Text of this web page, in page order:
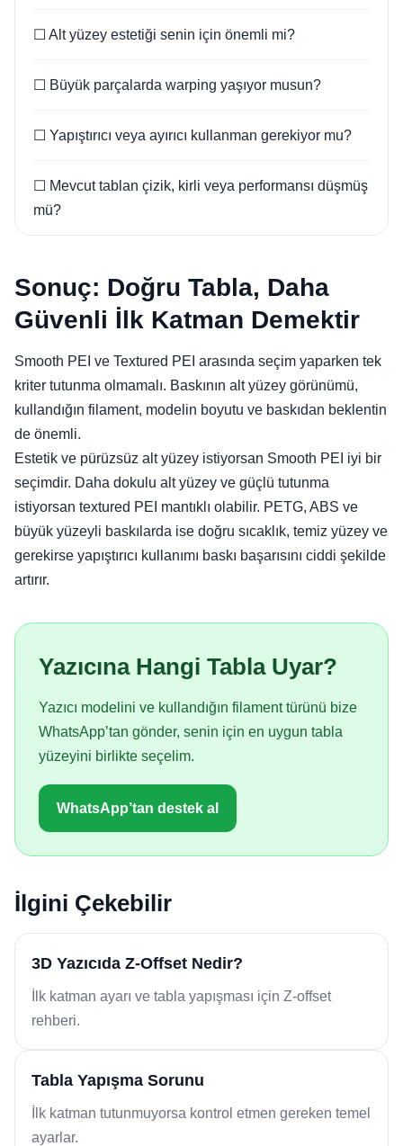
☐ Alt yüzey estetiği senin için önemli mi?
☐ Büyük parçalarda warping yaşıyor musun?
☐ Yapıştırıcı veya ayırıcı kullanman gerekiyor mu?
☐ Mevcut tablan çizik, kirli veya performansı düşmüş
mü?
Sonuç: Doğru Tabla, Daha
Güvenli İlk Katman Demektir
Smooth PEI ve Textured PEI arasında seçim yaparken tek
kriter tutunma olmamalı. Baskının alt yüzey görünümü,
kullandığın filament, modelin boyutu ve baskıdan beklentin
de önemli.
Estetik ve pürüzsüz alt yüzey istiyorsan Smooth PEI iyi bir
seçimdir. Daha dokulu alt yüzey ve güçlü tutunma
istiyorsan textured PEI mantıklı olabilir. PETG, ABS ve
büyük yüzeyli baskılarda ise doğru sıcaklık, temiz yüzey ve
gerekirse yapıştırıcı kullanımı baskı başarısını ciddi şekilde
artırır.
Yazıcına Hangi Tabla Uyar?
Yazıcı modelini ve kullandığın filament türünü bize
WhatsApp’tan gönder, senin için en uygun tabla
yüzeyini birlikte seçelim.
WhatsApp’tan destek al
İlgini Çekebilir
3D Yazıcıda Z-Offset Nedir?
İlk katman ayarı ve tabla yapışması için Z-offset
rehberi.
Tabla Yapışma Sorunu
İlk katman tutunmuyorsa kontrol etmen gereken temel
ayarlar.